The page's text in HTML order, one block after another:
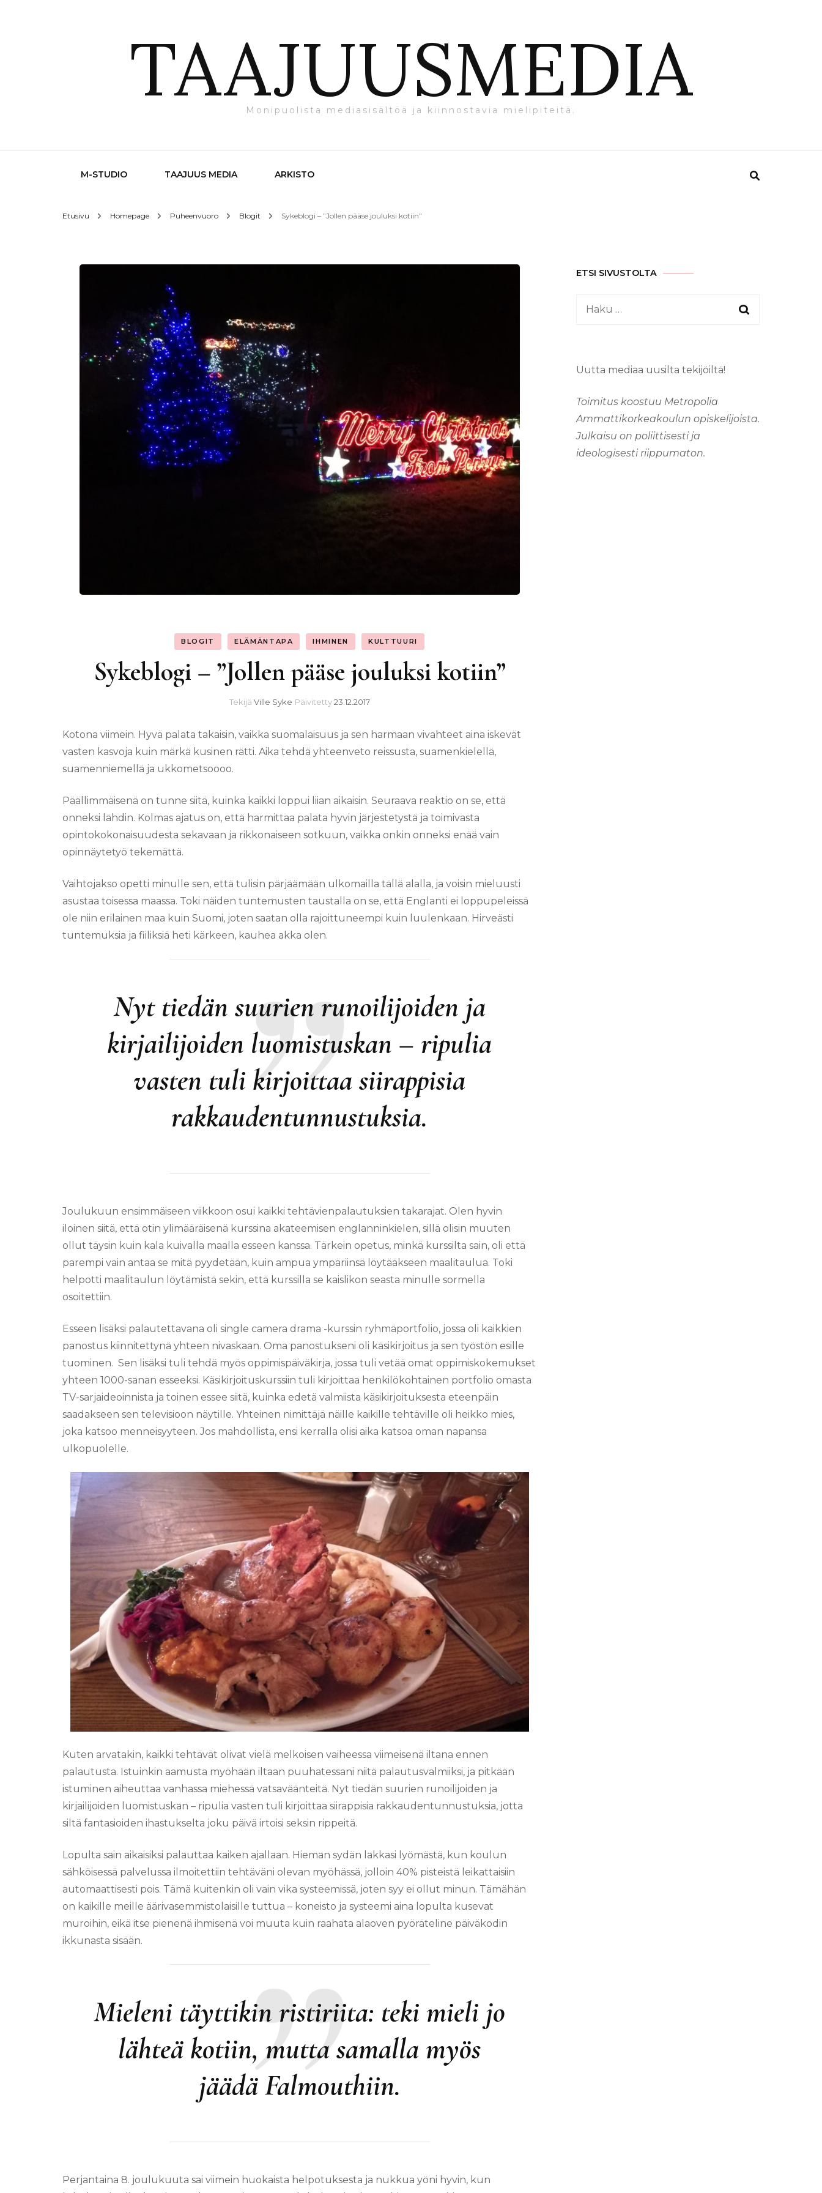
TAAJUUSMEDIA
Monipuolista mediasisältöä ja kiinnostavia mielipiteitä.
M-STUDIO TAAJUUS MEDIA ARKISTO
Etusivu Homepage Puheenvuoro Blogit Sykeblogi – ”Jollen pääse jouluksi kotiin”
BLOGIT ELÄMÄNTAPA IHMINEN KULTTUURI
Sykeblogi – ”Jollen pääse jouluksi kotiin”
Tekijä Ville Syke Päivitetty23.12.2017
Kotona viimein. Hyvä palata takaisin, vaikka suomalaisuus ja sen harmaan vivahteet aina iskevät
vasten kasvoja kuin märkä kusinen rätti. Aika tehdä yhteenveto reissusta, suamenkielellä,
suamenniemellä ja ukkometsoooo.
Päällimmäisenä on tunne siitä, kuinka kaikki loppui liian aikaisin. Seuraava reaktio on se, että
onneksi lähdin. Kolmas ajatus on, että harmittaa palata hyvin järjestetystä ja toimivasta
opintokokonaisuudesta sekavaan ja rikkonaiseen sotkuun, vaikka onkin onneksi enää vain
opinnäytetyö tekemättä.
Vaihtojakso opetti minulle sen, että tulisin pärjäämään ulkomailla tällä alalla, ja voisin mieluusti
asustaa toisessa maassa. Toki näiden tuntemusten taustalla on se, että Englanti ei loppupeleissä
ole niin erilainen maa kuin Suomi, joten saatan olla rajoittuneempi kuin luulenkaan. Hirveästi
tuntemuksia ja fiiliksiä heti kärkeen, kauhea akka olen.
Nyt tiedän suurien runoilijoiden ja
kirjailijoiden luomistuskan – ripulia
vasten tuli kirjoittaa siirappisia
rakkaudentunnustuksia.
Joulukuun ensimmäiseen viikkoon osui kaikki tehtävienpalautuksien takarajat. Olen hyvin
iloinen siitä, että otin ylimääräisenä kurssina akateemisen englanninkielen, sillä olisin muuten
ollut täysin kuin kala kuivalla maalla esseen kanssa. Tärkein opetus, minkä kurssilta sain, oli että
parempi vain antaa se mitä pyydetään, kuin ampua ympäriinsä löytääkseen maalitaulua. Toki
helpotti maalitaulun löytämistä sekin, että kurssilla se kaislikon seasta minulle sormella
osoitettiin.
Esseen lisäksi palautettavana oli single camera drama -kurssin ryhmäportfolio, jossa oli kaikkien
panostus kiinnitettynä yhteen nivaskaan. Oma panostukseni oli käsikirjoitus ja sen työstön esille
tuominen. Sen lisäksi tuli tehdä myös oppimispäiväkirja, jossa tuli vetää omat oppimiskokemukset
yhteen 1000-sanan esseeksi. Käsikirjoituskurssiin tuli kirjoittaa henkilökohtainen portfolio omasta
TV-sarjaideoinnista ja toinen essee siitä, kuinka edetä valmiista käsikirjoituksesta eteenpäin
saadakseen sen televisioon näytille. Yhteinen nimittäjä näille kaikille tehtäville oli heikko mies,
joka katsoo menneisyyteen. Jos mahdollista, ensi kerralla olisi aika katsoa oman napansa
ulkopuolelle.
Kuten arvatakin, kaikki tehtävät olivat vielä melkoisen vaiheessa viimeisenä iltana ennen
palautusta. Istuinkin aamusta myöhään iltaan puuhatessani niitä palautusvalmiiksi, ja pitkään
istuminen aiheuttaa vanhassa miehessä vatsaväänteitä. Nyt tiedän suurien runoilijoiden ja
kirjailijoiden luomistuskan – ripulia vasten tuli kirjoittaa siirappisia rakkaudentunnustuksia, jotta
siltä fantasioiden ihastukselta joku päivä irtoisi seksin rippeitä.
Lopulta sain aikaisiksi palauttaa kaiken ajallaan. Hieman sydän lakkasi lyömästä, kun koulun
sähköisessä palvelussa ilmoitettiin tehtäväni olevan myöhässä, jolloin 40% pisteistä leikattaisiin
automaattisesti pois. Tämä kuitenkin oli vain vika systeemissä, joten syy ei ollut minun. Tämähän
on kaikille meille äärivasemmistolaisille tuttua – koneisto ja systeemi aina lopulta kusevat
muroihin, eikä itse pienenä ihmisenä voi muuta kuin raahata alaoven pyöräteline päiväkodin
ikkunasta sisään.
Mieleni täyttikin ristiriita: teki mieli jo
lähteä kotiin, mutta samalla myös
jäädä Falmouthiin.
Perjantaina 8. joulukuuta sai viimein huokaista helpotuksesta ja nukkua yöni hyvin, kun
ETSI SIVUSTOLTA
Haku:
Uutta mediaa uusilta tekijöiltä!
Toimitus koostuu Metropolia
Ammattikorkeakoulun opiskelijoista.
Julkaisu on poliittisesti ja
ideologisesti riippumaton.